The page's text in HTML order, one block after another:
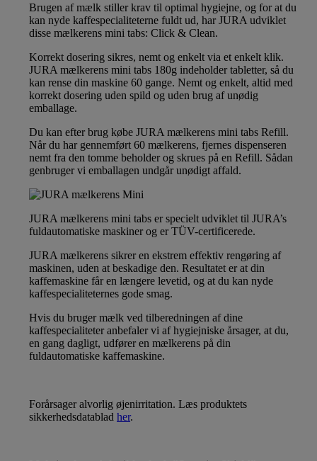
Brugen af mælk stiller krav til optimal hygiejne, og for at du
kan nyde kaffespecialiteterne fuldt ud, har JURA udviklet
disse mælkerens mini tabs: Click & Clean.
Korrekt dosering sikres, nemt og enkelt via et enkelt klik.
JURA mælkerens mini tabs 180g indeholder tabletter, så du
kan rense din maskine 60 gange. Nemt og enkelt, altid med
korrekt dosering uden spild og uden brug af unødig
emballage.
Du kan efter brug købe JURA mælkerens mini tabs Refill.
Når du har gennemført 60 mælkerens, fjernes dispenseren
nemt fra den tomme beholder og skrues på en Refill. Sådan
genbruger vi emballagen undgår unødigt affald.
JURA mælkerens mini tabs er specielt udviklet til JURA’s
fuldautomatiske maskiner og er TÜV-certificerede.
JURA mælkerens sikrer en ekstrem effektiv rengøring af
maskinen, uden at beskadige den. Resultatet er at din
kaffemaskine får en længere levetid, og at du kan nyde
kaffespecialiteternes gode smag.
Hvis du bruger mælk ved tilberedningen af dine
kaffespecialiteter anbefaler vi af hygiejniske årsager, at du,
en gang dagligt, udfører en mælkerens på din
fuldautomatiske kaffemaskine.
Forårsager alvorlig øjenirritation. Læs produktets
sikkerhedsdatabladher.